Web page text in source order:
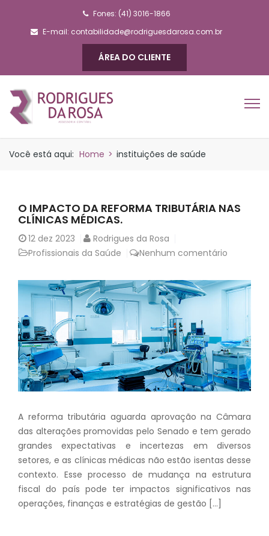
Fones: (41) 3016-1866
E-mail: contabilidade@rodriguesdarosa.com.br
ÁREA DO CLIENTE
Você está aqui: Home > instituições de saúde
O IMPACTO DA REFORMA TRIBUTÁRIA NAS
CLÍNICAS MÉDICAS.
12 dez 2023
Rodrigues da Rosa
Profissionais da Saúde
Nenhum comentário
A reforma tributária aguarda aprovação na Câmara
das alterações promovidas pelo Senado e tem gerado
grandes expectativas e incertezas em diversos
setores, e as clínicas médicas não estão isentas desse
contexto. Esse processo de mudança na estrutura
fiscal do país pode ter impactos significativos nas
operações, finanças e estratégias de gestão […]